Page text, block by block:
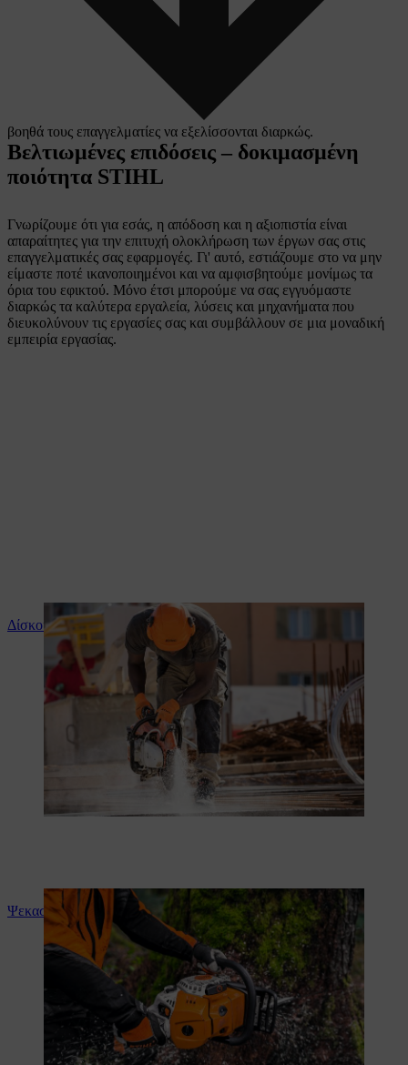
βοηθά τους επαγγελματίες να εξελίσσονται διαρκώς.
Βελτιωμένες επιδόσεις – δοκιμασμένη
ποιότητα STIHL
Γνωρίζουμε ότι για εσάς, η απόδοση και η αξιοπιστία είναι
απαραίτητες για την επιτυχή ολοκλήρωση των έργων σας στις
επαγγελματικές σας εφαρμογές. Γι' αυτό, εστιάζουμε στο να μην
είμαστε ποτέ ικανοποιημένοι και να αμφισβητούμε μονίμως τα
όρια του εφικτού. Μόνο έτσι μπορούμε να σας εγγυόμαστε
διαρκώς τα καλύτερα εργαλεία, λύσεις και μηχανήματα που
διευκολύνουν τις εργασίες σας και συμβάλλουν σε μια μοναδική
εμπειρία εργασίας.
Δίσκοι κοπής STIHL
Ψεκασμός